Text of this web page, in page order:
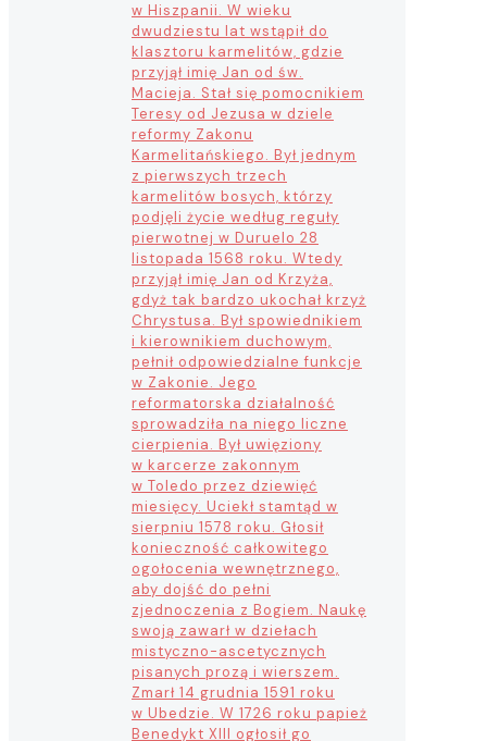
w Hiszpanii. W wieku
dwudziestu lat wstąpił do
klasztoru karmelitów, gdzie
przyjął imię Jan od św.
Macieja. Stał się pomocnikiem
Teresy od Jezusa w dziele
reformy Zakonu
Karmelitańskiego. Był jednym
z pierwszych trzech
karmelitów bosych, którzy
podjęli życie według reguły
pierwotnej w Duruelo 28
listopada 1568 roku. Wtedy
przyjął imię Jan od Krzyża,
gdyż tak bardzo ukochał krzyż
Chrystusa. Był spowiednikiem
i kierownikiem duchowym,
pełnił odpowiedzialne funkcje
w Zakonie. Jego
reformatorska działalność
sprowadziła na niego liczne
cierpienia. Był uwięziony
w karcerze zakonnym
w Toledo przez dziewięć
miesięcy. Uciekł stamtąd w
sierpniu 1578 roku. Głosił
konieczność całkowitego
ogołocenia wewnętrznego,
aby dojść do pełni
zjednoczenia z Bogiem. Naukę
swoją zawarł w dziełach
mistyczno-ascetycznych
pisanych prozą i wierszem.
Zmarł 14 grudnia 1591 roku
w Ubedzie. W 1726 roku papież
Benedykt XIII ogłosił go